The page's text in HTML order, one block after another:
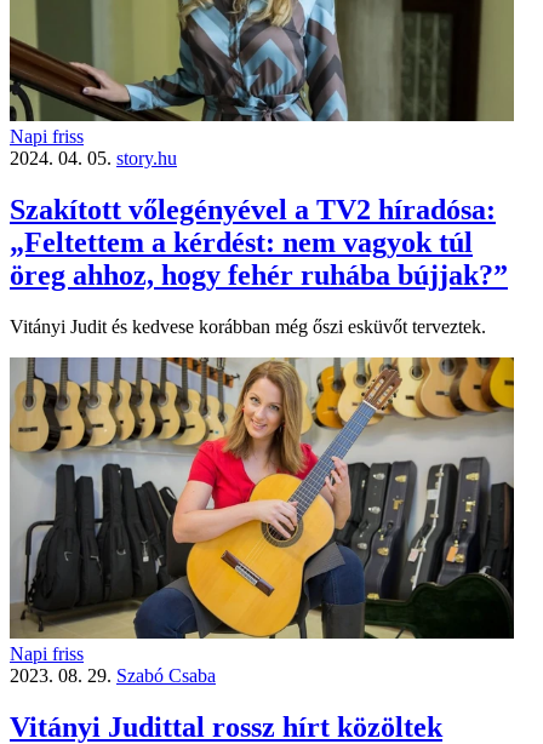
Napi friss
2024. 04. 05. story.hu
Szakított vőlegényével a TV2 híradósa:
„Feltettem a kérdést: nem vagyok túl
öreg ahhoz, hogy fehér ruhába bújjak?”
Vitányi Judit és kedvese korábban még őszi esküvőt terveztek.
Napi friss
2023. 08. 29. Szabó Csaba
Vitányi Judittal rossz hírt közöltek